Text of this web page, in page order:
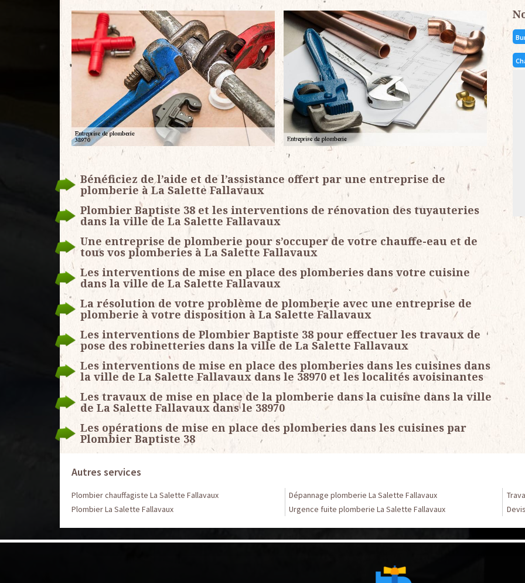
Bénéficiez de l’aide et de l’assistance offert par une entreprise de
plomberie à La Salette Fallavaux
Plombier Baptiste 38 et les interventions de rénovation des tuyauteries
dans la ville de La Salette Fallavaux
Une entreprise de plomberie pour s’occuper de votre chauffe-eau et de
tous vos plomberies à La Salette Fallavaux
Les interventions de mise en place des plomberies dans votre cuisine
dans la ville de La Salette Fallavaux
La résolution de votre problème de plomberie avec une entreprise de
plomberie à votre disposition à La Salette Fallavaux
Les interventions de Plombier Baptiste 38 pour effectuer les travaux de
pose des robinetteries dans la ville de La Salette Fallavaux
Les interventions de mise en place des plomberies dans les cuisines dans
la ville de La Salette Fallavaux dans le 38970 et les localités avoisinantes
Les travaux de mise en place de la plomberie dans la cuisine dans la ville
de La Salette Fallavaux dans le 38970
Les opérations de mise en place des plomberies dans les cuisines par
Plombier Baptiste 38
Autres services
Plombier chauffagiste La Salette Fallavaux
Plombier La Salette Fallavaux
Dépannage plomberie La Salette Fallavaux
Urgence fuite plomberie La Salette Fallavaux